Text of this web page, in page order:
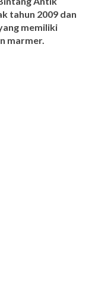
online pengrajin
Antik
tahun 2009 dan
memiliki
marmer.